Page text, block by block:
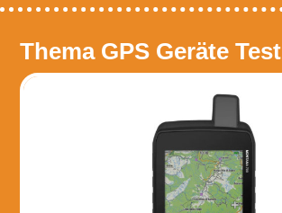
Thema GPS Geräte Test